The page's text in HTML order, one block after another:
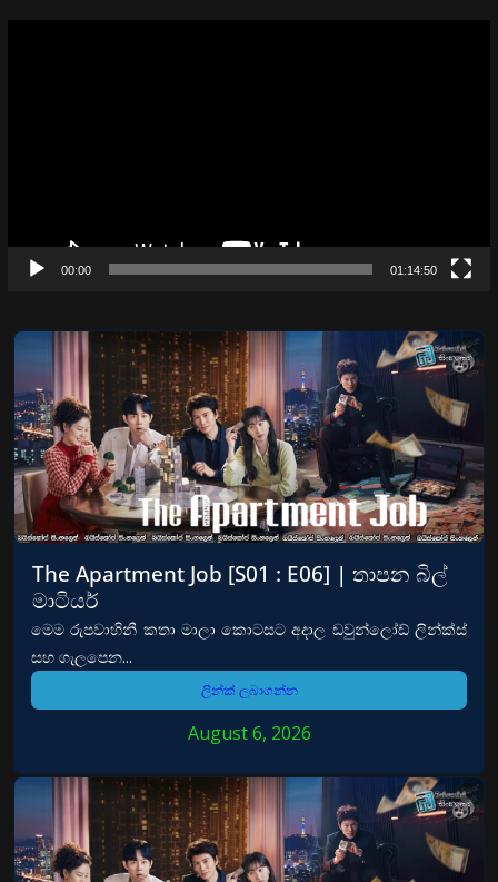
00:00 01:14:50
The Apartment Job [S01 : E06] | තාපන බිල්
මාටියර්
මෙම රුපවාහිනී කතා මාලා කොටසට අදාල ඩවුන්ලෝඩ් ලින්ක්ස්
සහ ගැලපෙන...
ලින්ක් ලබාගන්න
August 6, 2026